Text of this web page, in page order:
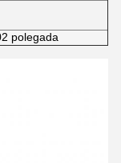
polegada